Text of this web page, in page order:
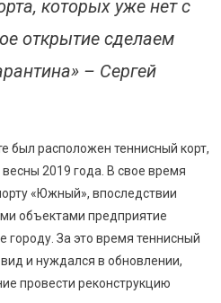
которых уже нет с
открытие сделаем
– Сергей
был расположен теннисный корт,
2019 года. В свое время
«Южный», впоследствии
объектами предприятие
городу. За это время теннисный
и нуждался в обновлении,
провести реконструкцию